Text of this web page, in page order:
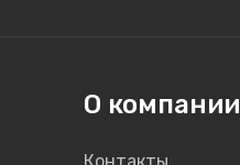
О компании